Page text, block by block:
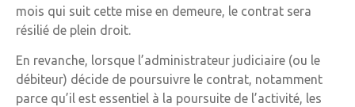
mois qui suit cette mise en demeure, le contrat sera
résilié de plein droit.
En revanche, lorsque l’administrateur judiciaire (ou le
débiteur) décide de poursuivre le contrat, notamment
parce qu’il est essentiel à la poursuite de l’activité, les